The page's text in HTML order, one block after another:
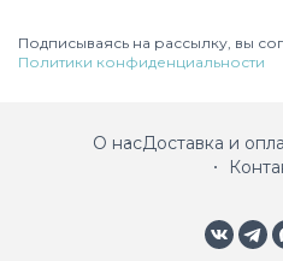
Подписываясь на рассылку, вы
Политики конфиденциальности
О насДоставка и